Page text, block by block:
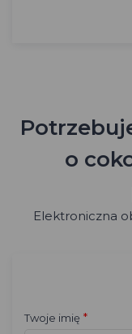
o
Elektroniczna
Twoje imię *